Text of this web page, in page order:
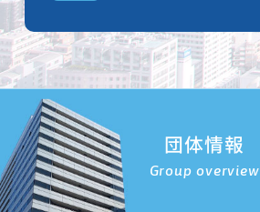
団体情報
Group overview